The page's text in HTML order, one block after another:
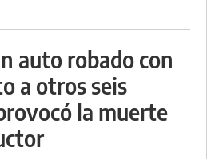
auto robado con
a otros seis
la muerte